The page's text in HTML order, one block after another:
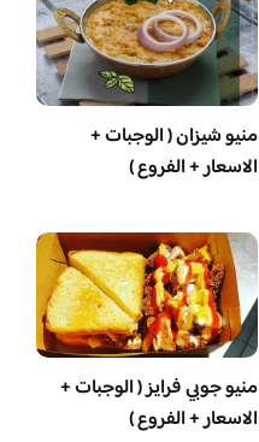
منيو شيزان ( الوجبات +
الاسعار + الفروع )
منيو جوبي فرايز ( الوجبات +
الاسعار + الفروع )